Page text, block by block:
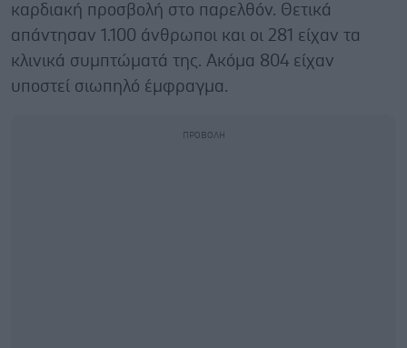
καρδιακή προσβολή στο παρελθόν. Θετικά
απάντησαν 1.100 άνθρωποι και οι 281 είχαν τα
κλινικά συμπτώματά της. Ακόμα 804 είχαν
υποστεί σιωπηλό έμφραγμα.